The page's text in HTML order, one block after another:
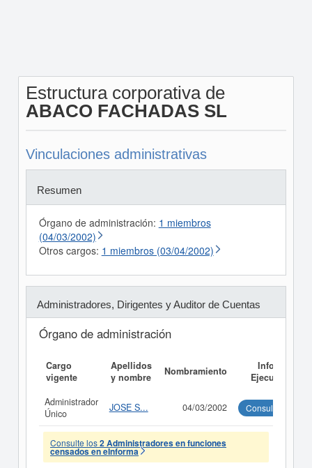
Estructura corporativa de
ABACO FACHADAS SL
Vinculaciones administrativas
Resumen
Órgano de administración: 1 miembros
(04/03/2002)
Otros cargos: 1 miembros (03/04/2002)
Administradores, Dirigentes y Auditor de Cuentas
Órgano de administración
Cargo
vigente
Apellidos
y nombre
Nombramiento
Informe
Ejecutivo
Administrador
Único
JOSE S... 04/03/2002 Consultar
Consulte los2 Administradores en funciones
censados en eInforma